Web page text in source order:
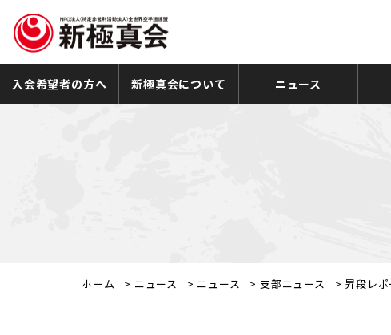
入会希望者の方へ 新極真会について ニュース
ホーム > ニュース > ニュース > 支部ニュース >昇段レポ